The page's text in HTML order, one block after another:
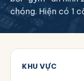
chóng. Hiện có 1
KHU VỰC